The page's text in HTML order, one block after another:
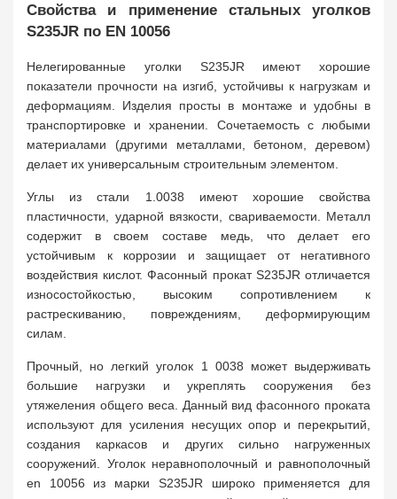
Свойства и применение стальных уголков
S235JR по EN 10056
Нелегированные уголки S235JR имеют хорошие
показатели прочности на изгиб, устойчивы к нагрузкам и
деформациям. Изделия просты в монтаже и удобны в
транспортировке и хранении. Сочетаемость с любыми
материалами (другими металлами, бетоном, деревом)
делает их универсальным строительным элементом.
Углы из стали 1.0038 имеют хорошие свойства
пластичности, ударной вязкости, свариваемости. Металл
содержит в своем составе медь, что делает его
устойчивым к коррозии и защищает от негативного
воздействия кислот. Фасонный прокат S235JR отличается
износостойкостью, высоким сопротивлением к
растрескиванию, повреждениям, деформирующим
силам.
Прочный, но легкий уголок 1 0038 может выдерживать
большие нагрузки и укреплять сооружения без
утяжеления общего веса. Данный вид фасонного проката
используют для усиления несущих опор и перекрытий,
создания каркасов и других сильно нагруженных
сооружений. Уголок неравнополочный и равнополочный
en 10056 из марки S235JR широко применяется для